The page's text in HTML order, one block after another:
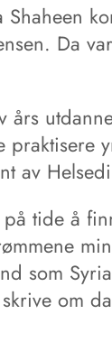
Shaheen
Da
års
av
tide å
som
om